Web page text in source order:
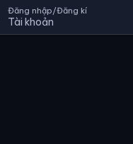
Đăng nhập/Đăng kí
Tài khoản